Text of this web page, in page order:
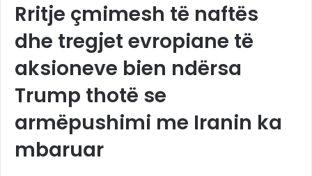
Rritje çmimesh të naftës
dhe tregjet evropiane të
aksioneve bien ndërsa
Trump thotë se
armëpushimi me Iranin ka
mbaruar